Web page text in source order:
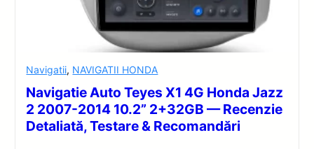
Navigatii, NAVIGATII HONDA
Navigatie Auto Teyes X1 4G Honda Jazz
2 2007-2014 10.2” 2+32GB — Recenzie
Detaliată, Testare & Recomandări